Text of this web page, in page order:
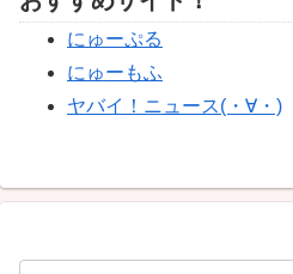
にゅーぷる
にゅーもふ
ヤバイ！ニュース(・∀・)